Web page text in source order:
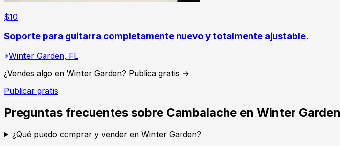
$10
Soporte para guitarra completamente nuevo y totalmente ajustable.
Winter Garden, FL
¿Vendes algo en Winter Garden? Publica gratis →
Publicar gratis
Preguntas frecuentes sobre Cambalache en Winter Garden
¿Qué puedo comprar y vender en Winter Garden?